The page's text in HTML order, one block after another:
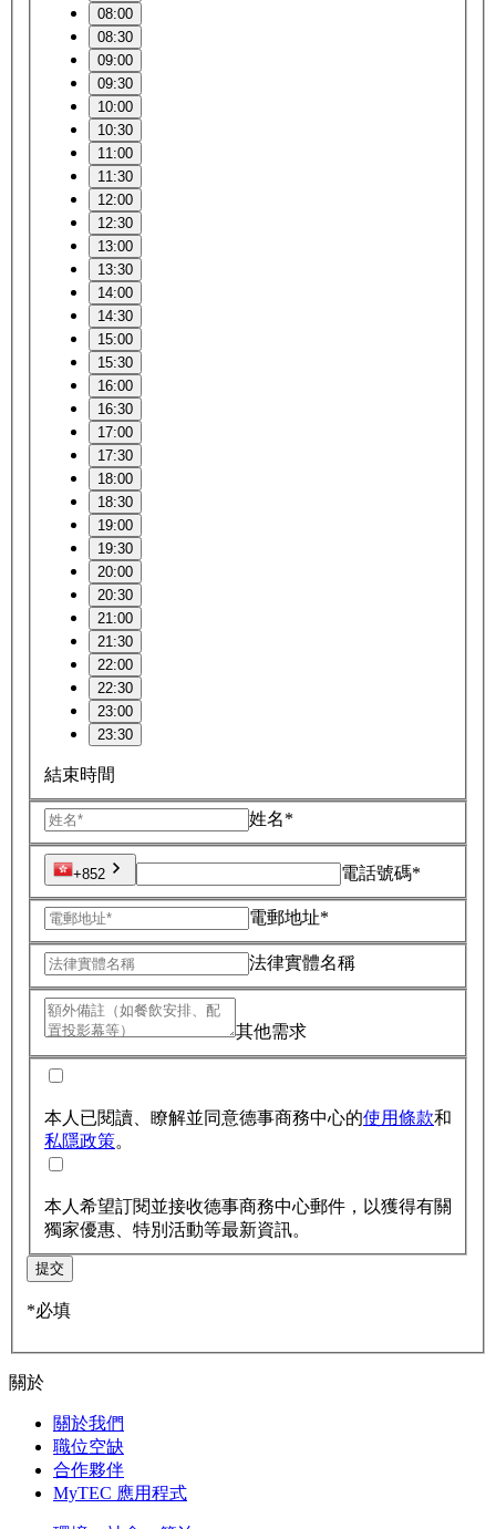
08:00
08:30
09:00
09:30
10:00
10:30
11:00
11:30
12:00
12:30
13:00
13:30
14:00
14:30
15:00
15:30
16:00
16:30
17:00
17:30
18:00
18:30
19:00
19:30
20:00
20:30
21:00
21:30
22:00
22:30
23:00
23:30
結束時間
姓名*
+852 電話號碼*
電郵地址*
法律實體名稱
其他需求
本人已閱讀、瞭解並同意德事商務中心的使用條款和
私隱政策。
本人希望訂閱並接收德事商務中心郵件，以獲得有關
獨家優惠、特別活動等最新資訊。
提交
*必填
關於
關於我們
職位空缺
合作夥伴
MyTEC 應用程式